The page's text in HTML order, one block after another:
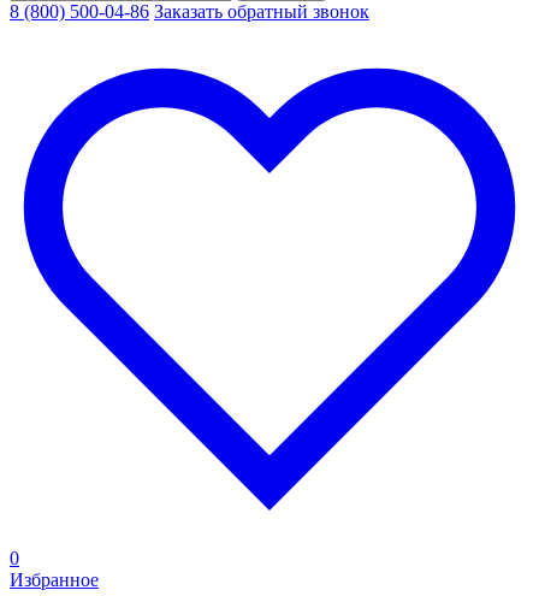
8 (800) 500-04-86 Заказать обратный звонок
0
Избранное